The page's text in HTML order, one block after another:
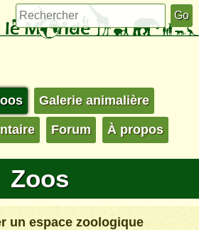
Galerie animalière
Forum À propos
Zoos
un espace zoologique